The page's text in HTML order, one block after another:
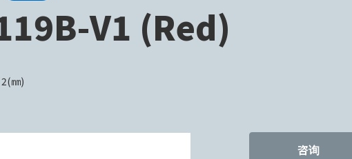
V1 (Red)
㎜)
咨询